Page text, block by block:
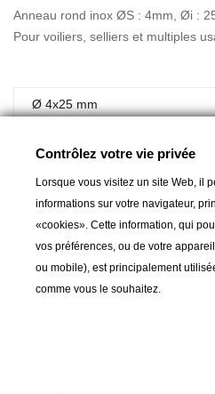
Anneau rond inox ØS : 4mm, Øi :
Pour voiliers, selliers et multiples
Ajouter au
Livrable et disponible en
16 autres produits
Contrôlez votre vie privée
Lorsque vous visitez un site Web, il
informations sur votre navigateur,
«cookies». Cette information, qui
vos préférences, ou de votre
ou mobile), est principalement
comme vous le souhaitez.